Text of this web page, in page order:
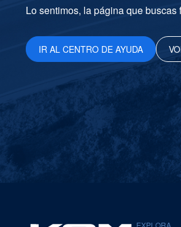
Lo sentimos, la página que
IR AL CENTRO DE AYUDA
EXPLORA